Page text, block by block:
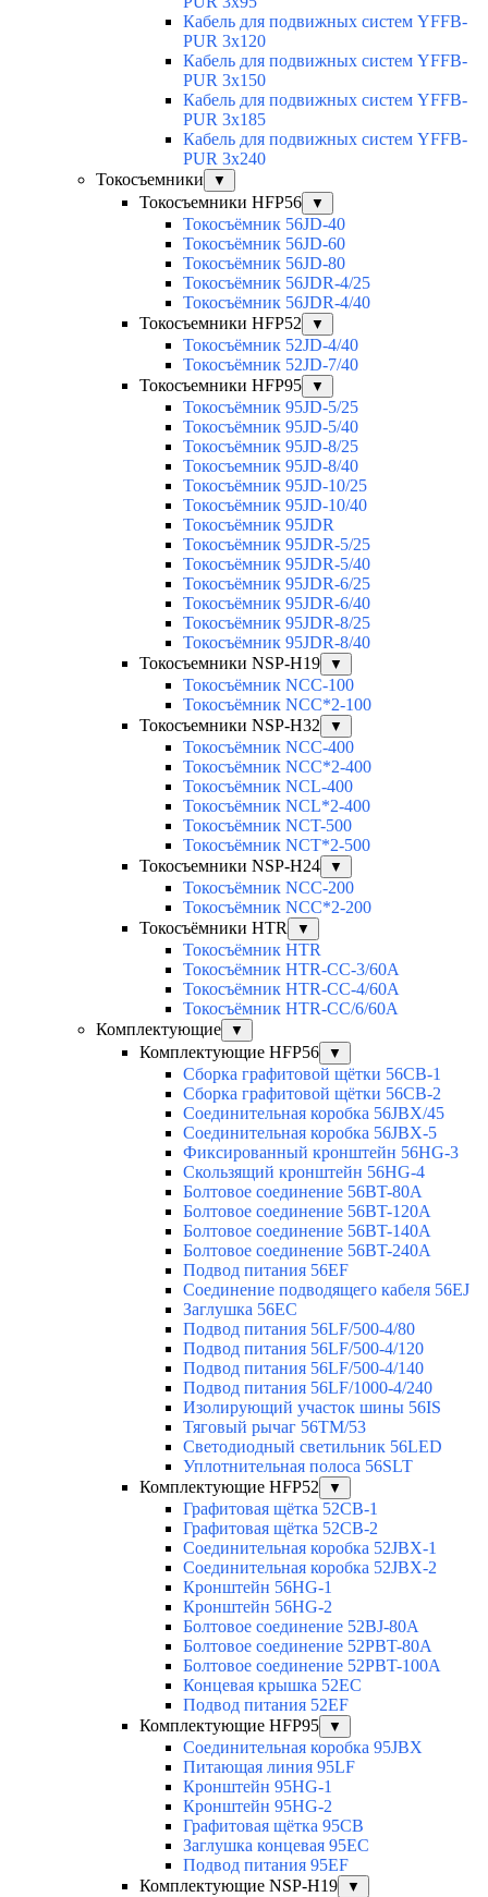
Кабель для подвижных систем YFFB-
PUR 3x120
Кабель для подвижных систем YFFB-
PUR 3x150
Кабель для подвижных систем YFFB-
PUR 3x185
Кабель для подвижных систем YFFB-
PUR 3x240
Токосъемники
▼
Токосъемники HFP56 ▼
Токосъёмник 56JD-40
Токосъёмник 56JD-60
Токосъёмник 56JD-80
Токосъёмник 56JDR-4/25
Токосъёмник 56JDR-4/40
Токосъемники HFP52
▼
Токосъёмник 52JD-4/40
Токосъёмник 52JD-7/40
Токосъемники HFP95
▼
Токосъёмник 95JD-5/25
Токосъёмник 95JD-5/40
Токосъёмник 95JD-8/25
Токосъемник 95JD-8/40
Токосъёмник 95JD-10/25
Токосъёмник 95JD-10/40
Токосъёмник 95JDR
Токосъёмник 95JDR-5/25
Токосъёмник 95JDR-5/40
Токосъёмник 95JDR-6/25
Токосъёмник 95JDR-6/40
Токосъёмник 95JDR-8/25
Токосъёмник 95JDR-8/40
Токосъемники NSP-H19
▼
Токосъёмник NCC-100
Токосъёмник NCC*2-100
Токосъемники NSP-H32
▼
Токосъёмник NCC-400
Токосъёмник NCC*2-400
Токосъёмник NCL-400
Токосъёмник NCL*2-400
Токосъёмник NCT-500
Токосъёмник NCT*2-500
Токосъемники NSP-H24
▼
Токосъёмник NCC-200
Токосъёмник NCC*2-200
Токосъёмники HTR
▼
Токосъёмник HTR
Токосъёмник HTR-CC-3/60A
Токосъёмник HTR-CC-4/60A
Токосъёмник HTR-CC/6/60A
Комплектующие
▼
Комплектующие HFP56 ▼
Сборка графитовой щётки 56CB-1
Сборка графитовой щётки 56CB-2
Соединительная коробка 56JBX/45
Соединительная коробка 56JBX-5
Фиксированный кронштейн 56HG-3
Скользящий кронштейн 56HG-4
Болтовое соединение 56BT-80A
Болтовое соединение 56BT-120A
Болтовое соединение 56BT-140A
Болтовое соединение 56BT-240A
Подвод питания 56EF
Соединение подводящего кабеля 56EJ
Заглушка 56EC
Подвод питания 56LF/500-4/80
Подвод питания 56LF/500-4/120
Подвод питания 56LF/500-4/140
Подвод питания 56LF/1000-4/240
Изолирующий участок шины 56IS
Тяговый рычаг 56TM/53
Светодиодный светильник 56LED
Уплотнительная полоса 56SLT
Комплектующие HFP52
▼
Графитовая щётка 52CB-1
Графитовая щётка 52CB-2
Соединительная коробка 52JBX-1
Соединительная коробка 52JBX-2
Кронштейн 56HG-1
Кронштейн 56HG-2
Болтовое соединение 52BJ-80A
Болтовое соединение 52PBT-80A
Болтовое соединение 52PBT-100A
Концевая крышка 52EC
Подвод питания 52EF
Комплектующие HFP95
▼
Соединительная коробка 95JBX
Питающая линия 95LF
Кронштейн 95HG-1
Кронштейн 95HG-2
Графитовая щётка 95CB
Заглушка концевая 95EC
Подвод питания 95EF
Комплектующие NSP-H19
▼